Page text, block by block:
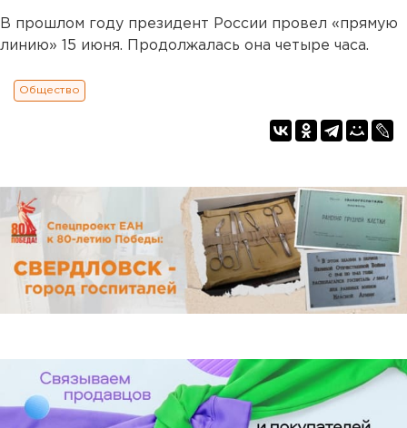
В прошлом году президент России провел «прямую
линию» 15 июня. Продолжалась она четыре часа.
Общество